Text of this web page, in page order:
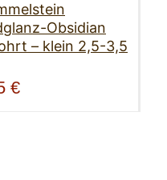
Obsidian
– klein 2,5-3,5
€